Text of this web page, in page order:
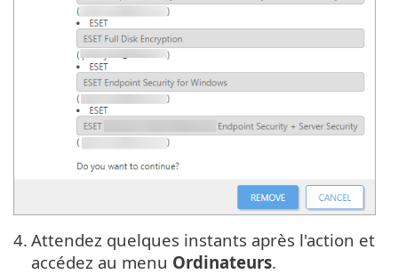
4. Attendez quelques instants après l'action et
accédez au menu Ordinateurs.